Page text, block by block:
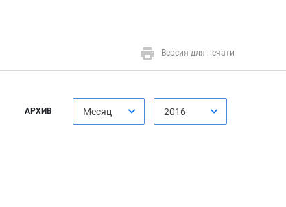
Версия для печати
АРХИВ Месяц 2016